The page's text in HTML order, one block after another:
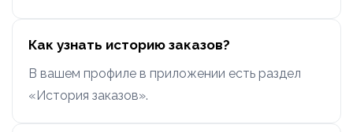
Как узнать историю заказов?
В вашем профиле в приложении есть раздел
«История заказов».